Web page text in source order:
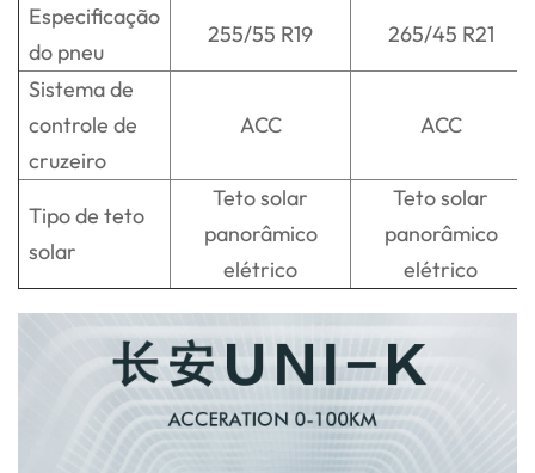
Especificação
do pneu
255/55 R19
265/45 R21
Sistema de
controle de
cruzeiro
ACC ACC
Tipo de teto
solar
Teto solar
panorâmico
elétrico
Teto solar
panorâmico
elétrico